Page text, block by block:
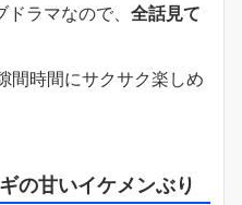
ラマなので、 全話見て
間時間にサクサク楽しめ
の甘いイケメンぶり